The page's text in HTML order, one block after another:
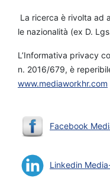
La ricerca è rivolta ad
le nazionalità (ex D.
L’Informativa privacy
n. 2016/679, è
www.mediaworkhr.com
Facebook
Linkedin